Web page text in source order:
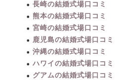
長崎の結婚式場口コミ
熊本の結婚式場口コミ
宮崎の結婚式場口コミ
鹿児島の結婚式場口コミ
沖縄の結婚式場口コミ
ハワイの結婚式場口コミ
グアムの結婚式場口コミ